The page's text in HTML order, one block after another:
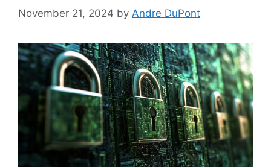
November 21, 2024 by Andre DuPont